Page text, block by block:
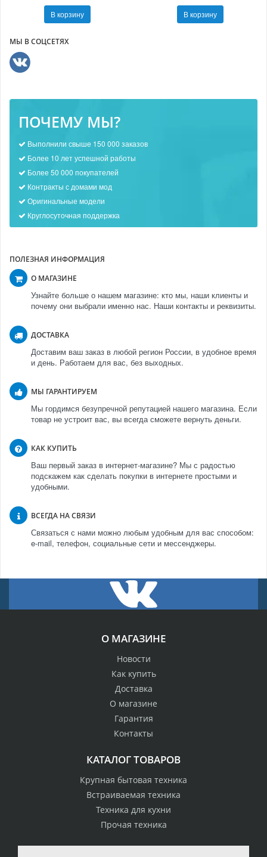
В корзину
В корзину
МЫ В СОЦСЕТЯХ
ПОЧЕМУ МЫ?
Выполнили свыше 150 000 заказов
Более 10 лет успешной работы
Более 50 000 покупателей
Контракты с домами мод
Оригинальные модели
Круглосуточная поддержка
ПОЛЕЗНАЯ ИНФОРМАЦИЯ
О МАГАЗИНЕ
Узнайте больше о нашем магазине: кто мы, наши клиенты и
почему они выбрали именно нас. Наши контакты и реквизиты.
ДОСТАВКА
Доставим ваш заказ в любой регион России, в удобное время
и день. Работаем для вас, без выходных.
МЫ ГАРАНТИРУЕМ
Мы гордимся безупречной репутацией нашего магазина. Если
товар не устроит вас, вы всегда сможете вернуть деньги.
КАК КУПИТЬ
Ваш первый заказ в интернет-магазине? Мы с радостью
подскажем как сделать покупки в интернете простыми и
удобными.
ВСЕГДА НА СВЯЗИ
Связаться с нами можно любым удобным для вас способом:
e-mail, телефон, социальные сети и мессенджеры.
О МАГАЗИНЕ
Новости
Как купить
Доставка
О магазине
Гарантия
Контакты
КАТАЛОГ ТОВАРОВ
Крупная бытовая техника
Встраиваемая техника
Техника для кухни
Прочая техника